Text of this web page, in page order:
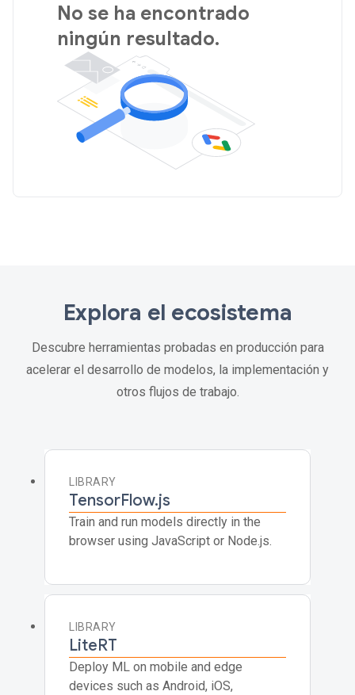
No se ha encontrado
ningún resultado.
Explora el ecosistema
Descubre herramientas probadas en producción para
acelerar el desarrollo de modelos, la implementación y
otros flujos de trabajo.
LIBRARY
TensorFlow.js
Train and run models directly in the
browser using JavaScript or Node.js.
LIBRARY
LiteRT
Deploy ML on mobile and edge
devices such as Android, iOS,